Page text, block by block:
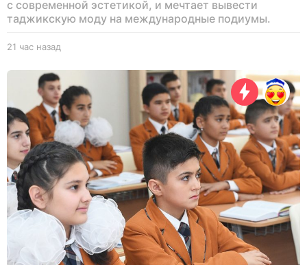
с современной эстетикой, и мечтает вывести
таджикскую моду на международные подиумы.
21 час назад
ч
с
н
а
з
а
д